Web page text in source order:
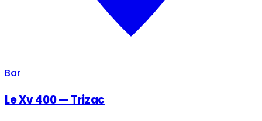
Bar
Le Xv 400 — Trizac